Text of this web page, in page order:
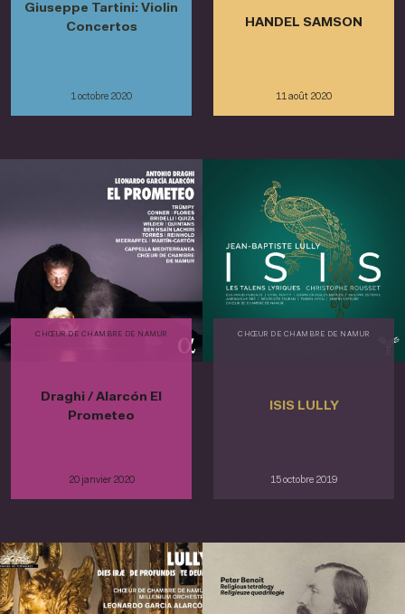
Giuseppe Tartini: Violin
Concertos
1 octobre 2020
HANDEL SAMSON
11 août 2020
CHŒUR DE CHAMBRE DE NAMUR
Draghi / Alarcón El
Prometeo
20 janvier 2020
CHŒUR DE CHAMBRE DE NAMUR
ISIS LULLY
15 octobre 2019